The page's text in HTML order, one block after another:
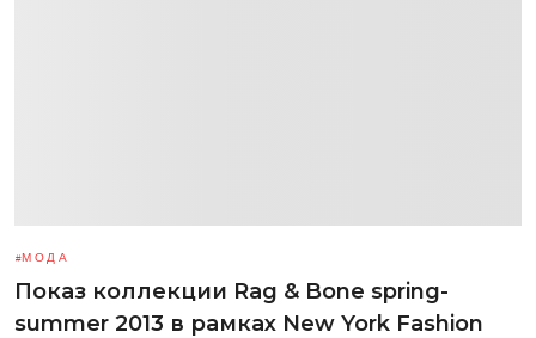
МОДА
Показ коллекции Rag & Bone spring-
summer 2013 в рамках New York Fashion